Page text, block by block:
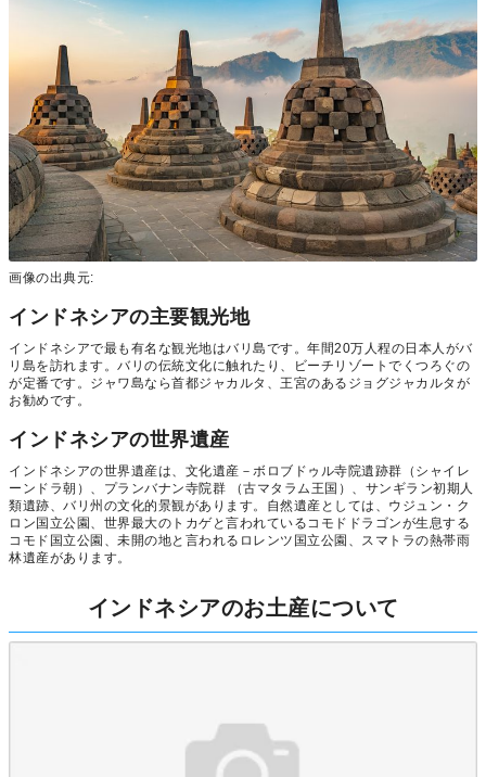
画像の出典元:
インドネシアの主要観光地
インドネシアで最も有名な観光地はバリ島です。年間20万人程の日本人がバ
リ島を訪れます。バリの伝統文化に触れたり、ビーチリゾートでくつろぐの
が定番です。ジャワ島なら首都ジャカルタ、王宮のあるジョグジャカルタが
お勧めです。
インドネシアの世界遺産
インドネシアの世界遺産は、文化遺産－ボロブドゥル寺院遺跡群（シャイレ
ーンドラ朝）、プランバナン寺院群 （古マタラム王国）、サンギラン初期人
類遺跡、バリ州の文化的景観があります。自然遺産としては、ウジュン・ク
ロン国立公園、世界最大のトカゲと言われているコモドドラゴンが生息する
コモド国立公園、未開の地と言われるロレンツ国立公園、スマトラの熱帯雨
林遺産があります。
インドネシアのお土産について